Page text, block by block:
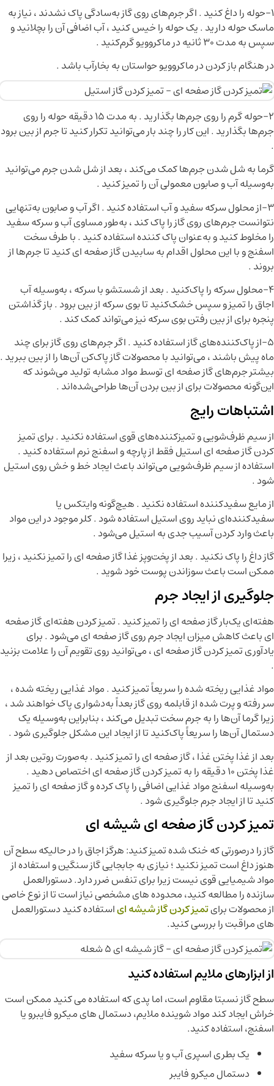
۱–حوله را داغ کنید . اگر جرم‌های روی گاز به‌سادگی پاک نشدند ، نیاز به
ماسک حوله دارید . یک حوله را خیس کنید ، آب اضافی آن را بچلانید و
سپس به مدت ۳۰ ثانیه در ماکروویو گرم‌کنید .
در هنگام باز کردن در ماکروویو حواستان به بخارآب باشد .
۲–حوله گرم را روی جرم‌ها بگذارید . به مدت ۱۵ دقیقه حوله را روی
جرم‌ها بگذارید . این کار را چند بار می‌توانید تکرار کنید تا جرم از بین برود
.
گرما به شل شدن جرم‌ها کمک می‌کند ، بعد از شل شدن جرم می‌توانید
به‌وسیله آب و صابون معمولی آن را تمیز کنید .
۳–از محلول سرکه سفید و آب استفاده کنید . اگر آب و صابون به‌تنهایی
نتوانست جرم‌های روی گاز را پاک‌ کند ، به‌طور مساوی آب و سرکه سفید
را مخلوط‌ کنید و به‌عنوان پاک‌ کننده استفاده کنید . با طرف سخت
اسفنج و با این محلول اقدام به سابیدن گاز صفحه ای کنید تا جرم‌ها از
بروند .
۴–محلول سرکه را پاک‌کنید . بعد از شستشو با سرکه ، به‌وسیله آب
اجاق را تمیز و سپس خشک‌کنید تا بوی سرکه از بین برود . باز گذاشتن
پنجره برای از بین رفتن بوی سرکه نیز می‌تواند کمک کند .
۵–از پاک‌کننده‌های گاز استفاده کنید . اگر جرم‌های روی گاز برای چند
ماه پیش باشند ، می‌توانید با محصولات گاز پاک‌کن آن‌ها را از بین ببرید .
بیشتر جرم‌های گاز صفحه ای توسط مواد مشابه تولید می‌شوند که
این‌گونه محصولات برای از بین بردن آن‌ها طراحی‌شده‌اند .
اشتباهات رایج
از سیم ظرف‌شویی و تمیزکننده‌های قوی استفاده نکنید . برای تمیز
کردن گاز صفحه ای استیل فقط از پارچه و اسفنج نرم استفاده کنید .
استفاده از سیم ظرف‌شویی می‌تواند باعث ایجاد خط و خش روی استیل
شود .
از مایع سفیدکننده استفاده نکنید . هیچ‌گونه وایتکس یا
سفیدکننده‌ای نباید روی استیل استفاده شود . کلر موجود در این مواد
باعث وارد کردن آسیب جدی به استیل می‌شود .
گاز داغ را پاک نکنید . بعد از پخت‌وپز غذا گاز صفحه ای را تمیز نکنید ، زیرا
ممکن است باعث سوزاندن پوست خود شوید .
جلوگیری از ایجاد جرم
هفته‌ای یک‌بار گاز صفحه ای را تمیز کنید . تمیز کردن هفته‌ای گاز صفحه
ای باعث کاهش میزان ایجاد جرم روی گاز صفحه ای می‌شود . برای
یادآوری تمیز کردن گاز صفحه ای ، می‌توانید روی تقویم آن را علامت بزنید
.
مواد غذایی ریخته شده را سریعاً تمیز کنید . مواد غذایی ریخته شده ،
سر رفته و پرت شده از قابلمه روی گاز بعداً به‌دشواری پاک خواهند شد ،
زیرا گرما آن‌ها را به جرم سخت تبدیل می‌کند ، بنابراین به‌وسیله یک
دستمال آن‌ها را سریعاً پاک‌کنید تا از ایجاد این مشکل جلوگیری شود .
بعد از غذا پختن غذا ، گاز صفحه ای را تمیز کنید . به‌صورت روتین بعد از
غذا پختن ۱۰ دقیقه را به تمیز کردن گاز صفحه ای اختصاص دهید .
به‌وسیله اسفنج مواد غذایی اضافی را پاک کرده و گاز صفحه ای را تمیز
کنید تا از ایجاد جرم جلوگیری شود .
تمیز کردن گاز صفحه ای شیشه ای
گاز را درصورتی که خنک شده تمیز کنید: هرگز اجاق را در حالیکه سطح آن
هنوز داغ است تمیز نکنید ؛ نیازی به جابجایی گاز سنگین و استفاده از
مواد شیمیایی قوی نیست زیرا برای تنفس ضرر دارد. دستورالعمل
سازنده را مطالعه کنید، محدوده های مشخصی نیاز است تا از نوع خاصی
از محصولات برایتمیز کردن گاز شیشه ایاستفاده کنید دستورالعمل
های مراقبت را بررسی کنید.
از ابزارهای ملایم استفاده کنید
سطح گاز نسبتا مقاوم است، اما پدی که استفاده می کنید ممکن است
خراش ایجاد کند مواد شوینده ملایم، دستمال های میکرو فایبرو یا
اسفنج، استفاده کنید.
یک بطری اسپری آب و یا سرکه سفید
دستمال میکرو فایبر